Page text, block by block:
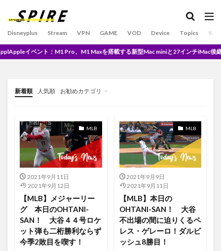
Disneyplus Stream VPN GAME VOD Device Topics
日本人選手出場予定
新規登録
敗戦 新しい企画 敬遠
敵地
文字盤
料金 料金そのまま
料金プラン
料金一覧
料金比較 新しいiPad
新しい機能
新作
新作映画
新商品
新感染 ファイナル・エクスプレス
新機能
新機能 ヘルスケア
新色パープル
新規
シーズン負け越し
シーズン4
#Foundation
CMソング
CarPlay
Cash Machine
Center Stage
Changes
ChibiMasters
Christmas
Chromecast ultra
clonewars検索ワード
CLOUDS
Collaboration Car Play
comedy
Complicated
Concert CöshuNie
COVID-19
CPU
Craziness
D-backsvsDodgers
Darvis Mariners
Cardinals vs. Pirates
Cameras
、M1 Maxを搭載する新型Mac miniと27インチiMac後継モデルが発表※現地
新着順 人気順
お勧めカテゴリ
未分類
MLB
2021年9月11日
2021年9月12日
【MLB】メジャーリー
グ 本日のOHTANI-
SAN！ 大谷４４号ロケ
ット弾も二桁勝利ならず
今季2敗目を喫す！
MLB
2021年9月9日
2021年9月11日
【MLB】本日の
OHTANI-SAN！ 大谷
不出場の間に迫りくるペ
レス・ゲレーロ！ダルビ
ッシュ8勝目！